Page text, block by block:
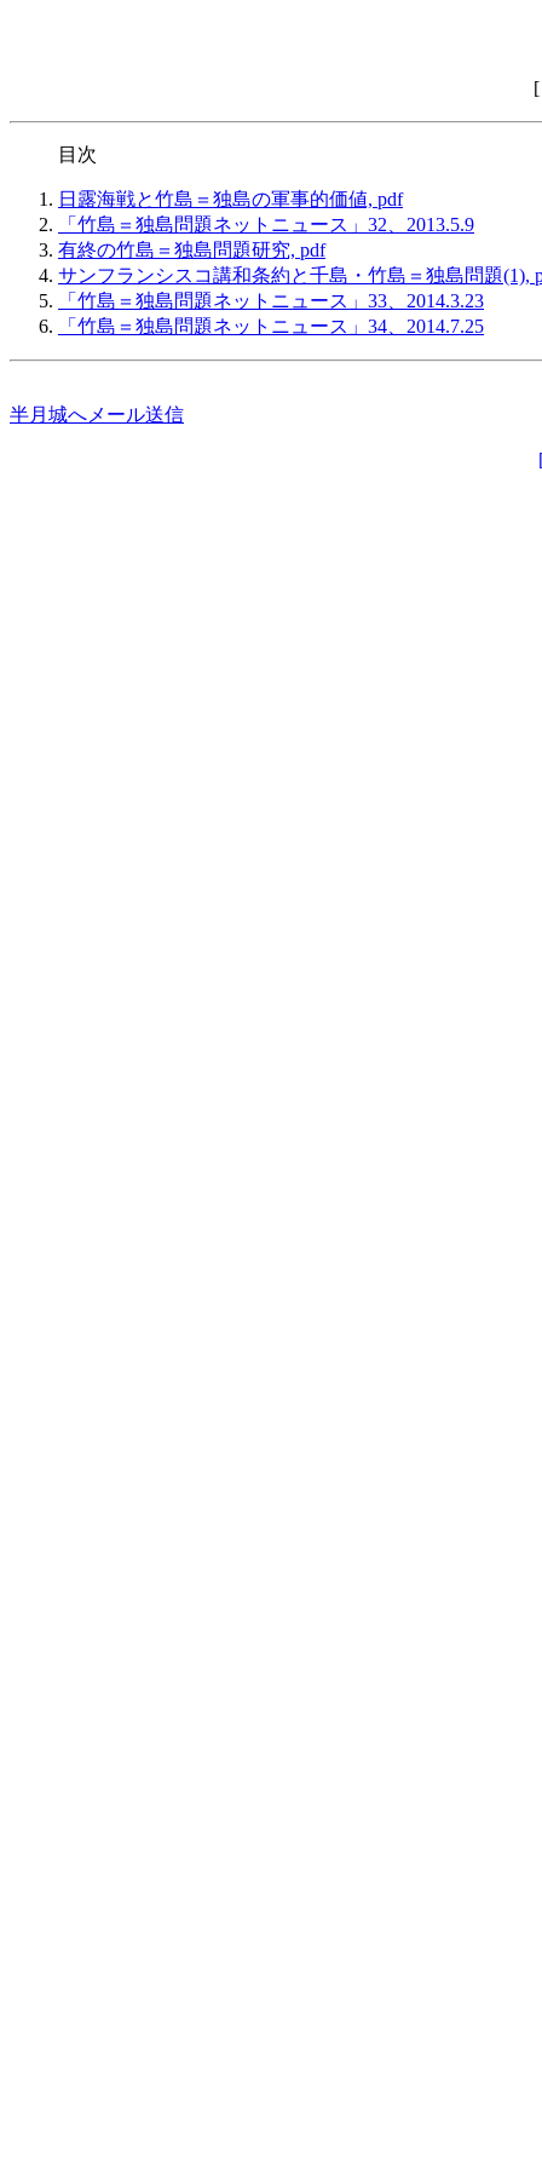
目次
日露海戦と竹島＝独島の軍事的価値, pdf
「竹島＝独島問題ネットニュース」32、2013.5.9
有終の竹島＝独島問題研究, pdf
サンフランシスコ講和条約と千島・竹島＝独島問題(1),
「竹島＝独島問題ネットニュース」33、2014.3.23
「竹島＝独島問題ネットニュース」34、2014.7.25
半月城へメール送信